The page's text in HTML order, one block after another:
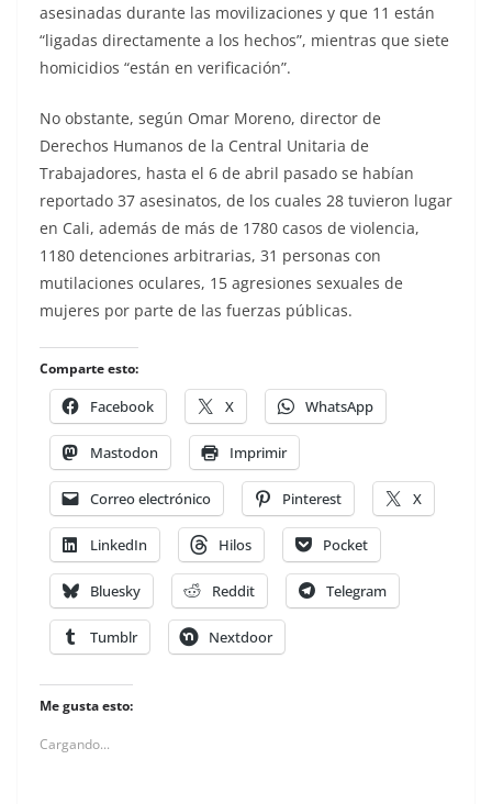
asesinadas durante las movilizaciones y que 11 están
“ligadas directamente a los hechos”, mientras que siete
homicidios “están en verificación”.
No obstante, según Omar Moreno, director de
Derechos Humanos de la Central Unitaria de
Trabajadores, hasta el 6 de abril pasado se habían
reportado 37 asesinatos, de los cuales 28 tuvieron lugar
en Cali, además de más de 1780 casos de violencia,
1180 detenciones arbitrarias, 31 personas con
mutilaciones oculares, 15 agresiones sexuales de
mujeres por parte de las fuerzas públicas.
Comparte esto:
Facebook X WhatsApp
Mastodon Imprimir
Correo electrónico Pinterest X
LinkedIn Hilos Pocket
Bluesky Reddit Telegram
Tumblr Nextdoor
Me gusta esto:
Cargando...